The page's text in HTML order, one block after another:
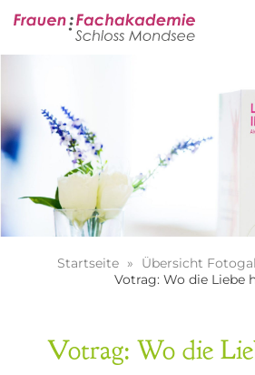
Startseite Übersicht
Votrag: Wo die Liebe
Votrag: Wo die